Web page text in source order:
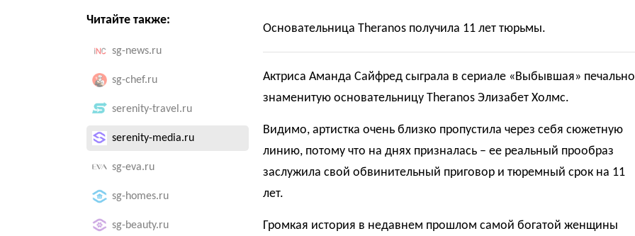
Читайте также:
sg-news.ru
sg-chef.ru
serenity-travel.ru
serenity-media.ru
sg-eva.ru
sg-homes.ru
sg-beauty.ru
Основательница Theranos получила 11 лет тюрьмы.
Актриса Аманда Сайфред сыграла в сериале «Выбывшая» печально
знаменитую основательницу Theranos Элизабет Холмс.
Видимо, артистка очень близко пропустила через себя сюжетную
линию, потому что на днях призналась – ее реальный прообраз
заслужила свой обвинительный приговор и тюремный срок на 11
лет.
Громкая история в недавнем прошлом самой богатой женщины